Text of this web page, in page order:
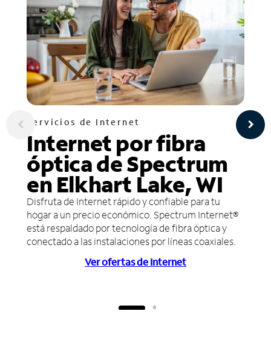
Servicios de Internet
Internet por fibra
óptica de Spectrum
en Elkhart Lake, WI
Disfruta de Internet rápido y confiable para tu
hogar a un precio económico. Spectrum Internet®
está respaldado por tecnología de fibra óptica y
conectado a las instalaciones por líneas coaxiales.
Ver ofertas de Internet